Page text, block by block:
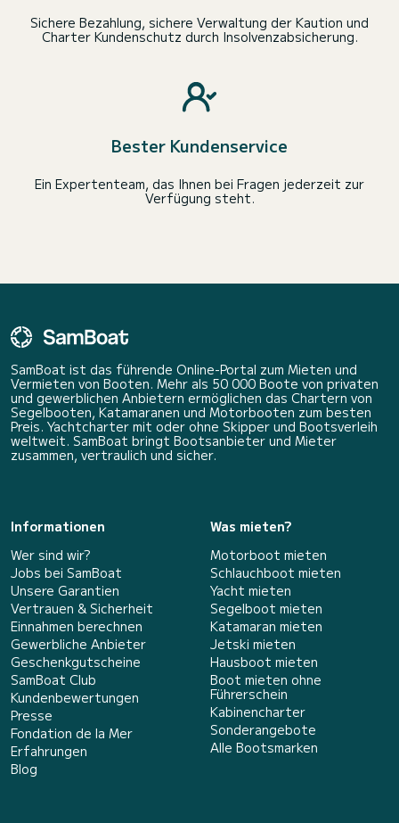
Sichere Bezahlung, sichere Verwaltung der Kaution und
Charter Kundenschutz durch Insolvenzabsicherung.
Bester Kundenservice
Ein Expertenteam, das Ihnen bei Fragen jederzeit zur
Verfügung steht.
SamBoat ist das führende Online-Portal zum Mieten und
Vermieten von Booten. Mehr als 50 000 Boote von privaten
und gewerblichen Anbietern ermöglichen das Chartern von
Segelbooten, Katamaranen und Motorbooten zum besten
Preis. Yachtcharter mit oder ohne Skipper und Bootsverleih
weltweit. SamBoat bringt Bootsanbieter und Mieter
zusammen, vertraulich und sicher.
Informationen
Wer sind wir?
Jobs bei SamBoat
Unsere Garantien
Vertrauen & Sicherheit
Einnahmen berechnen
Gewerbliche Anbieter
Geschenkgutscheine
SamBoat Club
Kundenbewertungen
Presse
Fondation de la Mer
Erfahrungen
Blog
Was mieten?
Motorboot mieten
Schlauchboot mieten
Yacht mieten
Segelboot mieten
Katamaran mieten
Jetski mieten
Hausboot mieten
Boot mieten ohne
Führerschein
Kabinencharter
Sonderangebote
Alle Bootsmarken